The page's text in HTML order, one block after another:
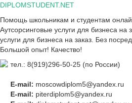
Skip
content
DIPLOMSTUDENT.NET
Помощь школьникам и студентам
Аутсорсинговые услуги для бизнеса на
услуги для бизнеса на заказ. Без
Большой опыт! Качество!
тел.: 8(919)296-50-25 (по России)
E-mail: moscowdiplom5@yandex.ru
E-mail: piterdiplom5@yandex.ru